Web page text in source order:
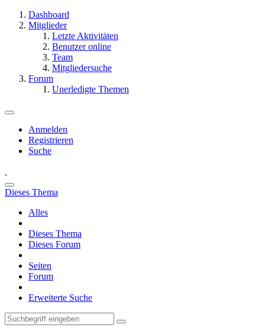
Dashboard
Mitglieder
Letzte Aktivitäten
Benutzer online
Team
Mitgliedersuche
Forum
Unerledigte Themen
Anmelden
Registrieren
Suche
Dieses Thema
Alles
Dieses Thema
Dieses Forum
Seiten
Forum
Erweiterte Suche